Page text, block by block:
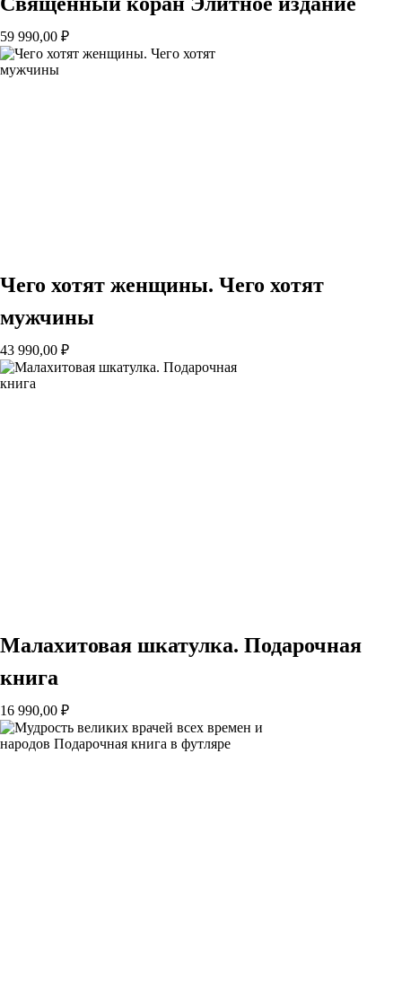
59 990,00 ₽
Чего хотят женщины. Чего хотят
мужчины
43 990,00 ₽
Малахитовая шкатулка. Подарочная
книга
16 990,00 ₽